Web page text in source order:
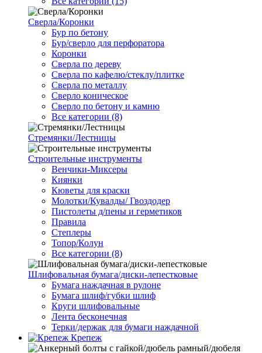
Сверла/Коронки
Бур по бетону
Бур/сверло для перфоратора
Коронки
Сверла по дереву
Сверла по кафелю/стеклу/плитке
Сверла по металлу
Сверло коническое
Сверло по бетону и камню
Все категории (8)
Стремянки/Лестницы
Строительные инструменты
Венчики-Миксеры
Киянки
Кюветы для краски
Молотки/Кувалды/ Гвоздодер
Пистолеты д/пены и герметиков
Правила
Степлеры
Топор/Колун
Все категории (8)
Шлифовальная бумага/диски-лепестковые
Бумага наждачная в рулоне
Бумага шлиф/губки шлиф
Круги шлифовальные
Лента бесконечная
Терки/держак для бумаги наждачной
Крепеж